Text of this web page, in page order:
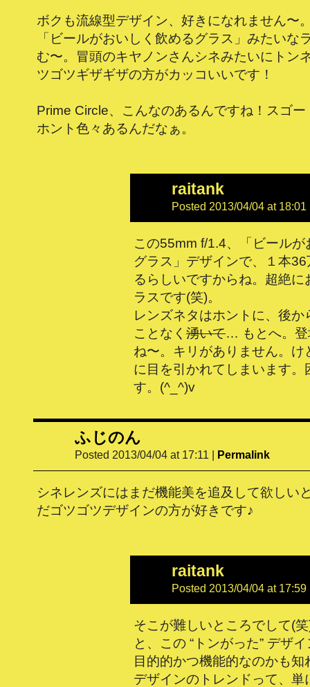
ボクも流線型デザイン、好きになれません〜
「ビールがおいしく飲めるグラス」みたいな
む〜。冒頭のキヤノンさんシネみたいにトン
ツゴツギザギザの方がカッコいいです！
Prime Circle、こんなのあるんですね！スゴ
ホント色々あるんだなぁ。
raitank
Posted 2013/04/04 at 18:01
この55mm f/1.4、「ビールが
グラス」デザインで、１本
るらしいですからね。超絶に
ラスです(笑)。
レンズネタはホントに、後か
ことなく 湧いて… もとへ。登
ね〜。キリがありません。け
に目を引かれてしまいます。
す。(^_^)v
ふじのん
Posted 2013/04/04 at 17:11 | Permalink
シネレンズにはまだ機能美を追及して欲しい
だゴツゴツデザインの方が好きです♪
raitank
Posted 2013/04/04 at 17:59
そこが難しいところでして(
と、この “トンがった” デザ
目的的かつ機能的なのかも知
デザインのトレンドって、単